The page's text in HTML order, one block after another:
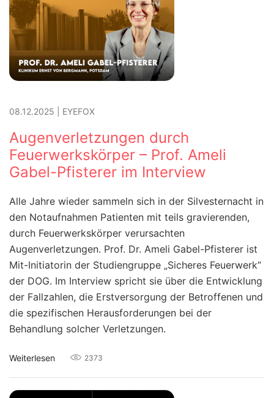
08.12.2025 EYEFOX
Augenverletzungen durch
Feuerwerkskörper – Prof. Ameli
Gabel-Pfisterer im Interview
Alle Jahre wieder sammeln sich in der Silvesternacht in
den Notaufnahmen Patienten mit teils gravierenden,
durch Feuerwerkskörper verursachten
Augenverletzungen. Prof. Dr. Ameli Gabel-Pfisterer ist
Mit-Initiatorin der Studiengruppe „Sicheres Feuerwerk“
der DOG. Im Interview spricht sie über die Entwicklung
der Fallzahlen, die Erstversorgung der Betroffenen und
die spezifischen Herausforderungen bei der
Behandlung solcher Verletzungen.
Weiterlesen 2373